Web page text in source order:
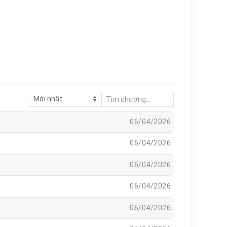
06/04/2026
06/04/2026
06/04/2026
06/04/2026
06/04/2026